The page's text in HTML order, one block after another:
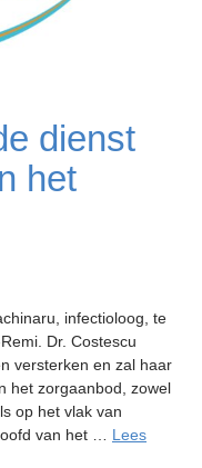
dienst
het
infectioloog, te
Dr. Costescu
versterken en zal haar
het zorgaanbod, zowel
op het vlak van
van het … Lees